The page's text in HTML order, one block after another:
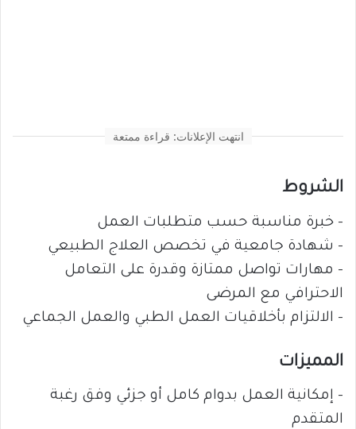
انتهت الإعلانات: قراءة ممتعة
الشروط
– خبرة مناسبة حسب متطلبات العمل
– شهادة جامعية في تخصص العلاج الطبيعي
– مهارات تواصل ممتازة وقدرة على التعامل
الاحترافي مع المرضى
– الالتزام بأخلاقيات العمل الطبي والعمل الجماعي
المميزات
– إمكانية العمل بدوام كامل أو جزئي وفق رغبة
المتقدم